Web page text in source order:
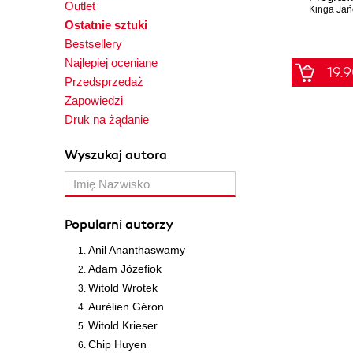
Outlet
Ostatnie sztuki
Bestsellery
Najlepiej oceniane
Przedsprzedaż
Zapowiedzi
Druk na żądanie
Wyszukaj autora
Popularni autorzy
Anil Ananthaswamy
Adam Józefiok
Witold Wrotek
Aurélien Géron
Witold Krieser
Chip Huyen
Kinga